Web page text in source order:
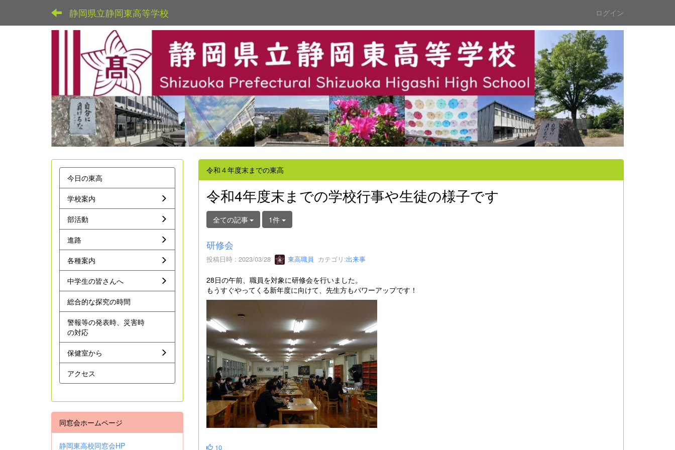
静岡県立静岡東高等学校 ログイン
令和４年度末までの東高
令和4年度末までの学校行事や生徒の様子です
全ての記事 1件
研修会
投稿日時 : 2023/03/28 東高職員 カテゴリ:出来事
28日の午前、職員を対象に研修会を行いました。
もうすぐやってくる新年度に向けて、先生方もパワーアップです！
10
今日の東高
学校案内
部活動
進路
各種案内
中学生の皆さんへ
総合的な探究の時間
警報等の発表時、災害時
の対応
保健室から
アクセス
同窓会ホームページ
静岡東高校同窓会HP